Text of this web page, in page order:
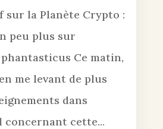
sur la Planète Crypto :
peu plus sur
Ce matin,
me levant de plus
dans
cette...